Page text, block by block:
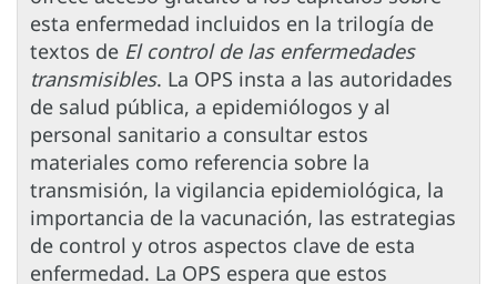
esta enfermedad incluidos en la trilogía de
textos de El control de las enfermedades
transmisibles. La OPS insta a las autoridades
de salud pública, a epidemiólogos y al
personal sanitario a consultar estos
materiales como referencia sobre la
transmisión, la vigilancia epidemiológica, la
importancia de la vacunación, las estrategias
de control y otros aspectos clave de esta
enfermedad. La OPS espera que estos